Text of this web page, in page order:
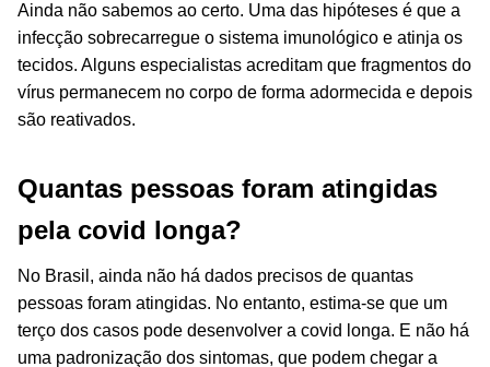
Ainda não sabemos ao certo. Uma das hipóteses é que a
infecção sobrecarregue o sistema imunológico e atinja os
tecidos. Alguns especialistas acreditam que fragmentos do
vírus permanecem no corpo de forma adormecida e depois
são reativados.
Quantas pessoas foram atingidas
pela covid longa?
No Brasil, ainda não há dados precisos de quantas
pessoas foram atingidas. No entanto, estima-se que um
terço dos casos pode desenvolver a covid longa. E não há
uma padronização dos sintomas, que podem chegar a